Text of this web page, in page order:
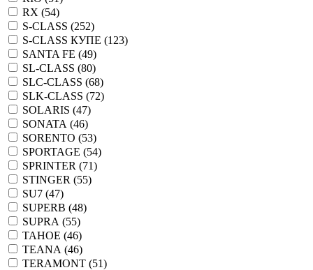
RX (54)
S-CLASS (252)
S-CLASS КУПЕ (123)
SANTA FE (49)
SL-CLASS (80)
SLC-CLASS (68)
SLK-CLASS (72)
SOLARIS (47)
SONATA (46)
SORENTO (53)
SPORTAGE (54)
SPRINTER (71)
STINGER (55)
SU7 (47)
SUPERB (48)
SUPRA (55)
TAHOE (46)
TEANA (46)
TERAMONT (51)